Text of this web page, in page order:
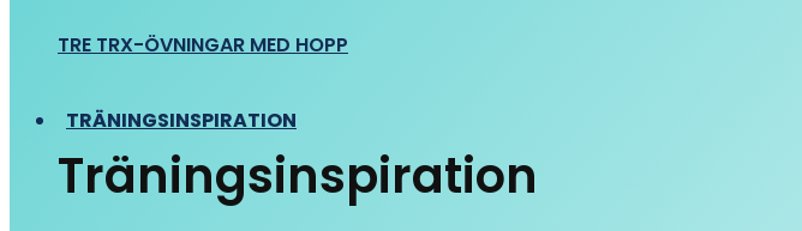
TRE TRX-ÖVNINGAR MED HOPP
TRÄNINGSINSPIRATION
Träningsinspiration